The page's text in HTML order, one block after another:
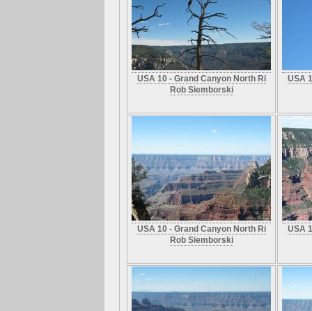
USA 10 - Grand Canyon North Ri
Rob Siemborski
USA
USA 10 - Grand Canyon North Ri
Rob Siemborski
USA